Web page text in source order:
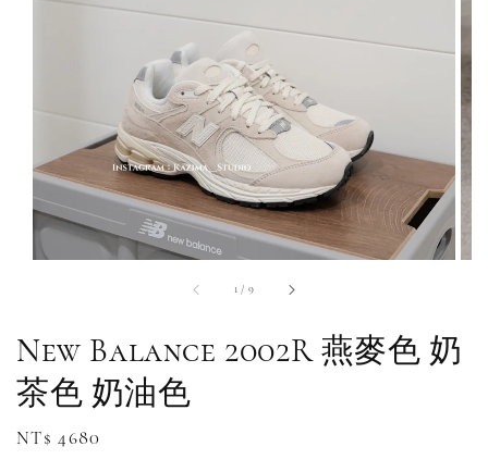
1 / 9
New Balance 2002R 燕麥色 奶
茶色 奶油色
Regular
NT$ 4680